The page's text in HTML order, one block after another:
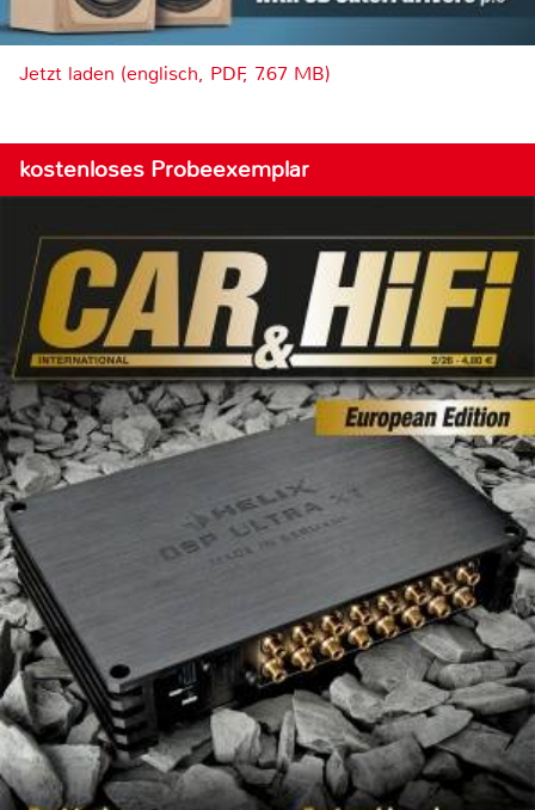
Jetzt laden (englisch, PDF, 7.67 MB)
kostenloses Probeexemplar